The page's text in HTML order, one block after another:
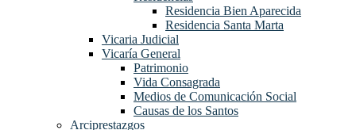
Residencia Bien Aparecida
Residencia Santa Marta
Vicaria Judicial
Vicaría General
Patrimonio
Vida Consagrada
Medios de Comunicación Social
Causas de los Santos
Arciprestazgos